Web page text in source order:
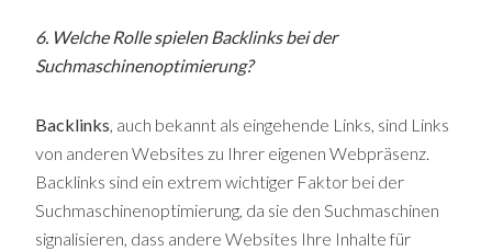
6. Welche Rolle spielen Backlinks bei der
Suchmaschinenoptimierung?
Backlinks, auch bekannt als eingehende Links, sind Links
von anderen Websites zu Ihrer eigenen Webpräsenz.
Backlinks sind ein extrem wichtiger Faktor bei der
Suchmaschinenoptimierung, da sie den Suchmaschinen
signalisieren, dass andere Websites Ihre Inhalte für